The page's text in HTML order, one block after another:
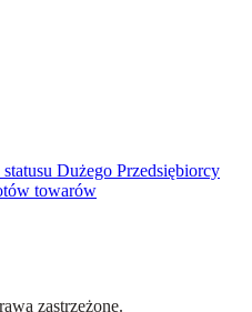
Dużego Przedsiębiorcy
towarów
zastrzeżone.